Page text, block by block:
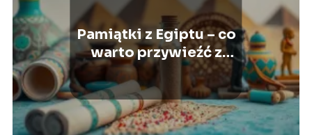
Pamiątki z Egiptu – co
warto przywieźć z
podróży?